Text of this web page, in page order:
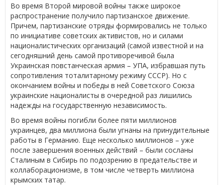
Во время Второй мировой войны также широкое
распространение получило партизанское движение.
Причем, партизанские отряды формировались не только
по инициативе советских активистов, но и силами
националистических организаций (самой известной и на
сегодняшний день самой противоречивой была
Украинская повстанческая армия – УПА, избравшая путь
сопротивления тоталитарному режиму СССР). Но с
окончанием войны и победы в ней Советского Союза
украинские националисты в очередной раз лишились
надежды на государственную независимость.
Во время войны погибли более пяти миллионов
украинцев, два миллиона были угнаны на принудительные
работы в Германию. Еще несколько миллионов – уже
после завершения военных действий – были сосланы
Сталиным в Сибирь по подозрению в предательстве и
коллаборационизме, в том числе четверть миллиона
крымских татар.